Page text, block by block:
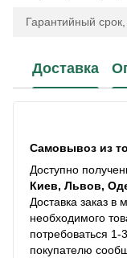
Гарантийный срок,
Доставка
Самовывоз из
Доступно
Киев, Львов,
Доставка заказ в
необходимого
потребоваться 1-
покупателю